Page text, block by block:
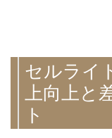
セルライ
上向上と
ト